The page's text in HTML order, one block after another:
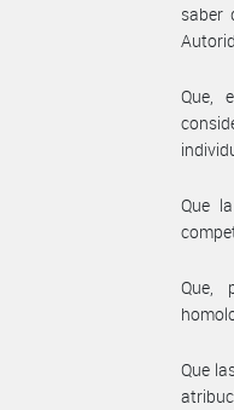
saber
Que,
Que
Que,
Que